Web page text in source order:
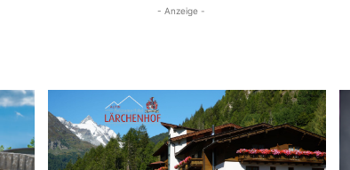
- Anzeige -